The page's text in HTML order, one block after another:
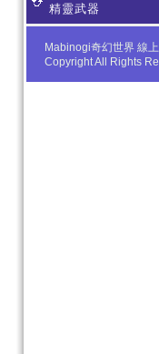
精靈武器
Mabinogi奇幻世界 線
Copyright All Rights